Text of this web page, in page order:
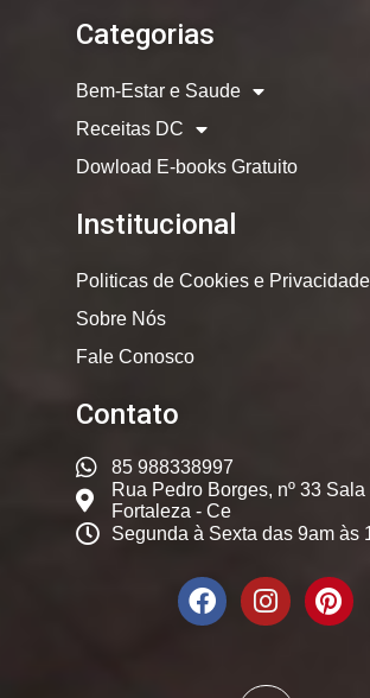
Categorias
Bem-Estar e Saude
Receitas DC
Dowload E-books Gratuito
Institucional
Politicas de Cookies e Privacidade
Sobre Nós
Fale Conosco
Contato
85 988338997
Rua Pedro Borges, nº 33 Sala
Fortaleza - Ce
Segunda à Sexta das 9am às